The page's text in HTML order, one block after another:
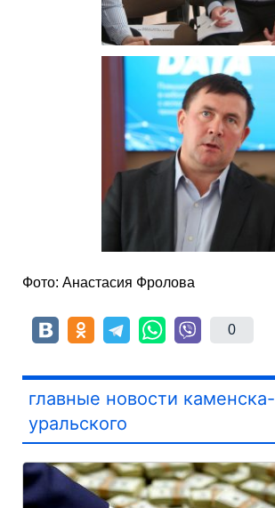
Фото: Анастасия Фролова
0
главные новости каменска-
уральского